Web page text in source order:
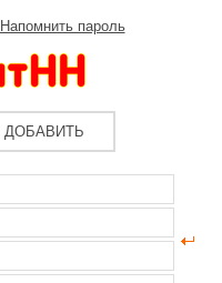
Напомнить пароль
ДОБАВИТЬ